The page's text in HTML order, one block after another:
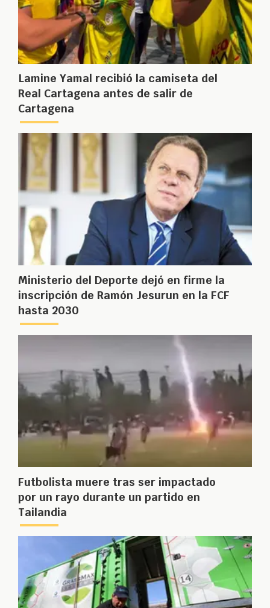
Lamine Yamal recibió la camiseta del
Real Cartagena antes de salir de
Cartagena
Ministerio del Deporte dejó en firme la
inscripción de Ramón Jesurun en la FCF
hasta 2030
Futbolista muere tras ser impactado
por un rayo durante un partido en
Tailandia